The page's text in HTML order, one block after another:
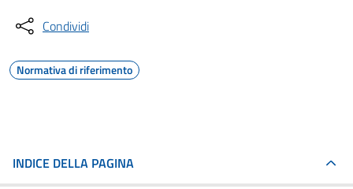
Condividi
Normativa di riferimento
INDICE DELLA PAGINA